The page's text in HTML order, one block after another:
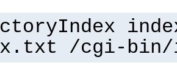
/cgi-bin/